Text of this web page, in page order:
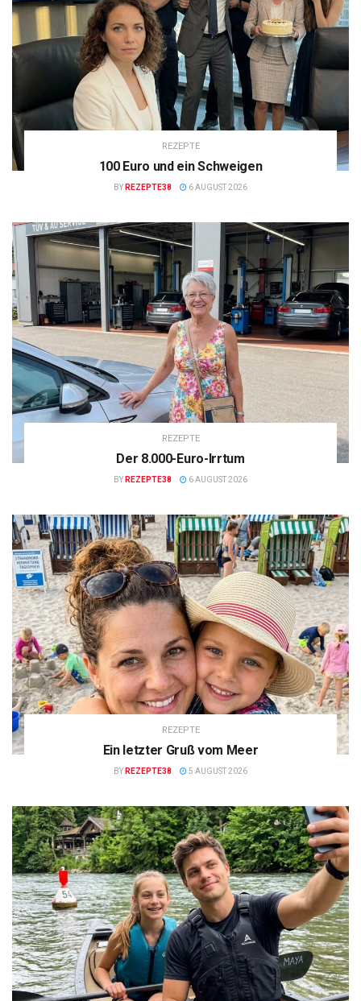
REZEPTE
100 Euro und ein Schweigen
BY REZEPTE38 6 AUGUST 2026
REZEPTE
Der 8.000-Euro-Irrtum
BY REZEPTE38 6 AUGUST 2026
REZEPTE
Ein letzter Gruß vom Meer
BY REZEPTE38 5 AUGUST 2026